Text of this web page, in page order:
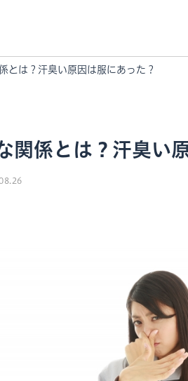
とは？汗臭い原因は服にあった？
関係とは？汗臭い